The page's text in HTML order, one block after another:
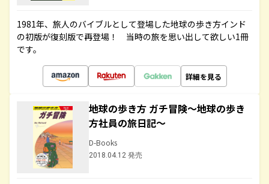
1981年、旅人のバイブルとして登場した地球の歩き方インド
の初版が復刻版で再登場！ 当時の旅を思い出して欲しい1冊
です。
詳細を見る
地球の歩き方 ガチ冒険～地球の歩き
方社員の旅日記～
D-Books
2018.04.12 発売